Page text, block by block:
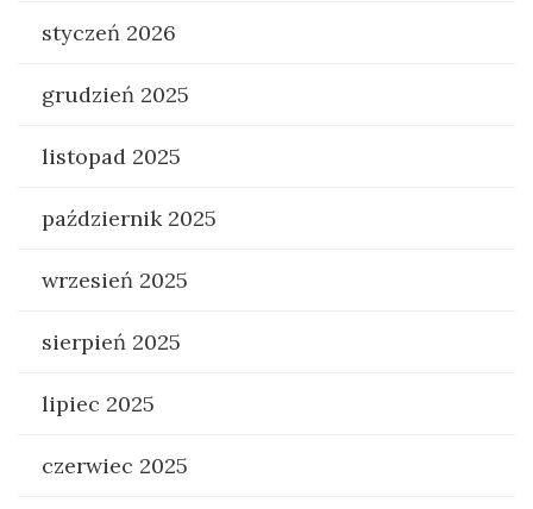
styczeń 2026
grudzień 2025
listopad 2025
październik 2025
wrzesień 2025
sierpień 2025
lipiec 2025
czerwiec 2025